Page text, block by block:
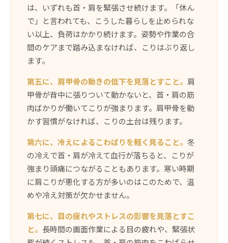
は、いずれも首・肩を緊張させ続けます。「休ん
で」と言われても、こうした暮らしを止められな
い以上、負荷はかかり続けます。姿勢や作業の合
間のケアまで踏み込まなければ、こりはぶり返し
ます。
第五に、肩甲骨の動きの低下を見落とすこと。 肩
甲骨が背中に張りついて動かないと、首・肩の筋
肉ばかりが働いてこりが強まります。肩甲骨を動
かす習慣がなければ、こりの土台は残ります。
第六に、冷えによるこわばりを軽く見ること。 冬
の冷えで首・肩が冷えて血行が落ちると、こりが
強まり頭痛につながることもあります。寒い時期
に肩こりが悪化する方が多いのはこのためで、温
めや冷え対策が欠かせません。
第七に、目の疲れやストレスの影響を見落とすこ
と。 長時間の画面作業による目の疲れや、緊張状